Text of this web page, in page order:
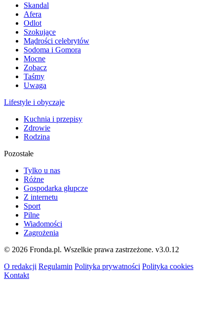
Skandal
Afera
Odlot
Szokujące
Mądrości celebrytów
Sodoma i Gomora
Mocne
Zobacz
Taśmy
Uwaga
Lifestyle i obyczaje
Kuchnia i przepisy
Zdrowie
Rodzina
Pozostałe
Tylko u nas
Różne
Gospodarka głupcze
Z internetu
Sport
Pilne
Wiadomości
Zagrożenia
© 2026 Fronda.pl. Wszelkie prawa zastrzeżone. v3.0.12
O redakcji Regulamin Polityka prywatności Polityka cookies
Kontakt